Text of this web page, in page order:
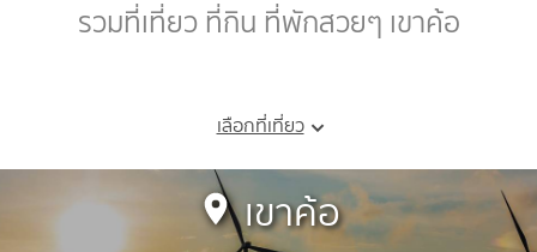
รวมที่เที่ยว ที่กิน ที่พักสวยๆ เขาค้อ
เลือกที่เที่ยว
เขาค้อ